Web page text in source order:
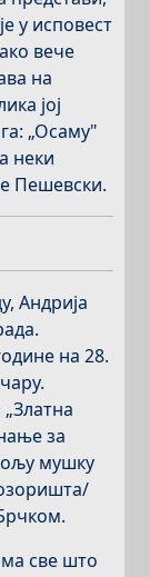
у исповест
вече
на
јој
„Осаму"
неки
Пешевски.
Андрија
на 28.
за
мушку
све што